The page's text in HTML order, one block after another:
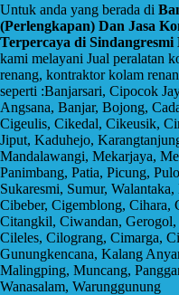
Untuk anda yang berada di
(Perlengkapan) Dan Jasa
Terpercaya di Sindangresmi
kami melayani Jual peralatan
renang, kontraktor kolam
seperti :Banjarsari, Cipocok
Angsana, Banjar, Bojong,
Cigeulis, Cikedal, Cikeusik,
Jiput, Kaduhejo,
Mandalawangi, Mekarjaya,
Panimbang, Patia, Picung,
Sukaresmi, Sumur,
Cibeber, Cigemblong, Cihara,
Citangkil, Ciwandan,
Cileles, Cilograng, Cimarga,
Gunungkencana, Kalang
Malingping, Muncang,
Wanasalam, Warunggunung